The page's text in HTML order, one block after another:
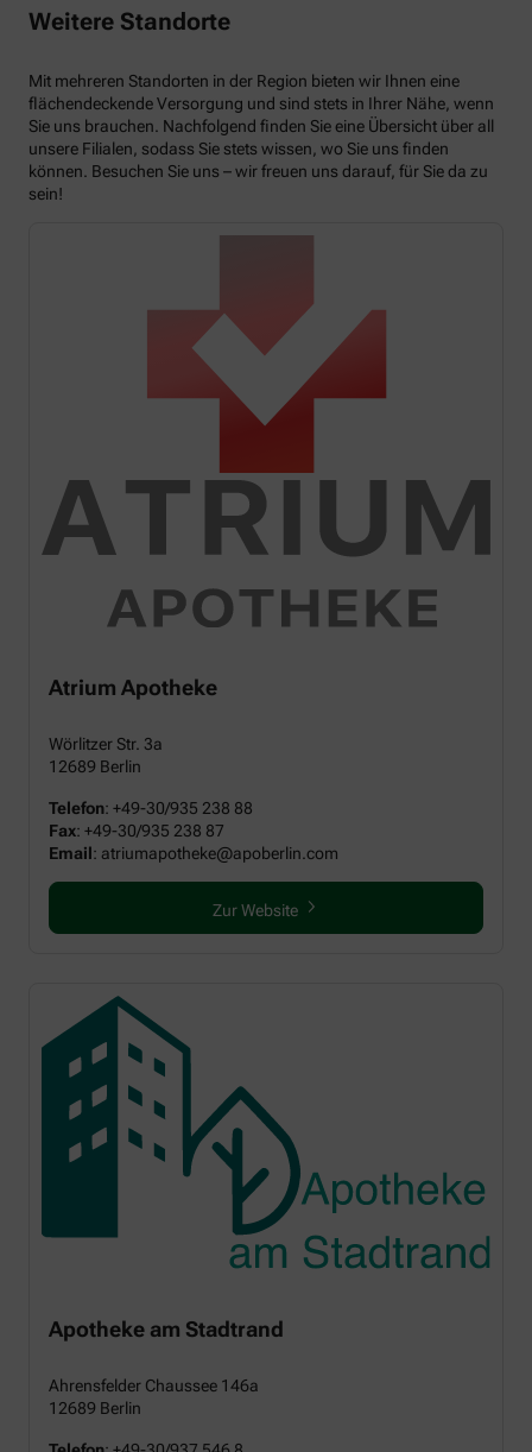
Weitere Standorte
Mit mehreren Standorten in der Region bieten wir Ihnen eine
flächendeckende Versorgung und sind stets in Ihrer Nähe, wenn
Sie uns brauchen. Nachfolgend finden Sie eine Übersicht über all
unsere Filialen, sodass Sie stets wissen, wo Sie uns finden
können. Besuchen Sie uns – wir freuen uns darauf, für Sie da zu
sein!
Atrium Apotheke
Wörlitzer Str. 3a
12689 Berlin
Telefon: +49-30/935 238 88
Fax: +49-30/935 238 87
Email: atriumapotheke@apoberlin.com
Zur Website
Apotheke am Stadtrand
Ahrensfelder Chaussee 146a
12689 Berlin